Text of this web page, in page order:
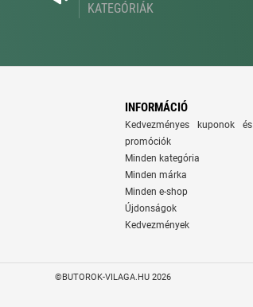
KATEGÓRIÁK
INFORMÁCIÓ
Kedvezményes kuponok és
promóciók
Minden kategória
Minden márka
Minden e-shop
Újdonságok
Kedvezmények
©BUTOROK-VILAGA.HU 2026